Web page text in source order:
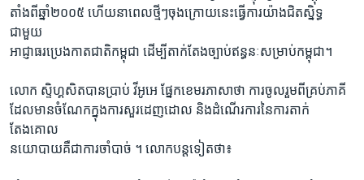
តាំងពីឆ្នាំ២០០៥ ហើយនាពេលថ្មីៗចុងក្រោយនេះធ្វើការយ៉ាងជិតស្និទ្ធ
ជាមួយ
អាជ្ញាធរប្រេងកាតជាតិកម្ពុជា ដើម្បីតាក់តែងច្បាប់ឥន្ធនៈសម្រាប់កម្ពុជា។
លោក ស្ទិហ្គសិតបានប្រាប់ វីអូអេ ផ្នែកខេមរភាសាថា ការចូលរួមពីគ្រប់ភាគី
ដែលមានចំណែកក្នុងការសួរដេញដោល និងដំណើរការនៃការតាក់
តែងគោល
នយោបាយគឺជាការចាំបាច់ ។ លោកបន្តទៀតថា៖